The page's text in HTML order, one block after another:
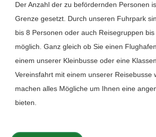
Der Anzahl der zu befördernden Personen
Grenze gesetzt. Durch unseren Fuhrpark
bis 8 Personen oder auch Reisegruppen
möglich. Ganz gleich ob Sie einen
einem unserer Kleinbusse oder eine
Vereinsfahrt mit einem unserer Reisebusse
machen alles Mögliche um Ihnen eine
bieten.